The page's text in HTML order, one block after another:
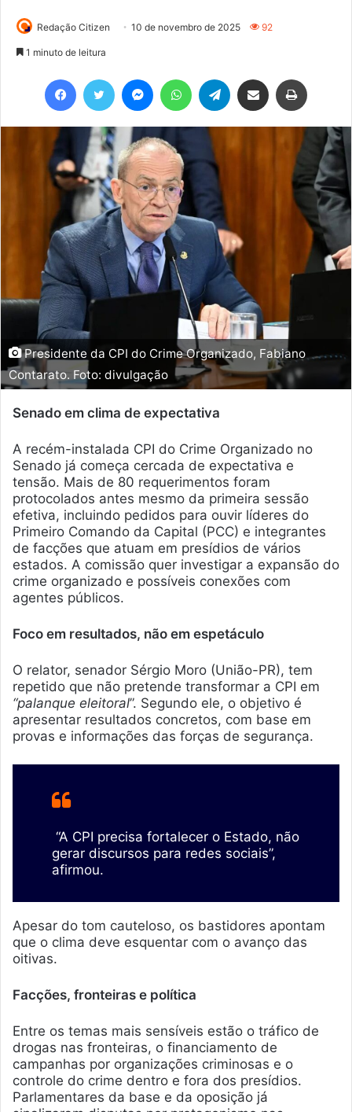
Redação Citizen 10 de novembro de 2025 92
1 minuto de leitura
Presidente da CPI do Crime Organizado, Fabiano
Contarato. Foto: divulgação
Senado em clima de expectativa
A recém-instalada CPI do Crime Organizado no
Senado já começa cercada de expectativa e
tensão. Mais de 80 requerimentos foram
protocolados antes mesmo da primeira sessão
efetiva, incluindo pedidos para ouvir líderes do
Primeiro Comando da Capital (PCC) e integrantes
de facções que atuam em presídios de vários
estados. A comissão quer investigar a expansão do
crime organizado e possíveis conexões com
agentes públicos.
Foco em resultados, não em espetáculo
O relator, senador Sérgio Moro (União-PR), tem
repetido que não pretende transformar a CPI em
“palanque eleitoral”. Segundo ele, o objetivo é
apresentar resultados concretos, com base em
provas e informações das forças de segurança.
“A CPI precisa fortalecer o Estado, não
gerar discursos para redes sociais”,
afirmou.
Apesar do tom cauteloso, os bastidores apontam
que o clima deve esquentar com o avanço das
oitivas.
Facções, fronteiras e política
Entre os temas mais sensíveis estão o tráfico de
drogas nas fronteiras, o financiamento de
campanhas por organizações criminosas e o
controle do crime dentro e fora dos presídios.
Parlamentares da base e da oposição já